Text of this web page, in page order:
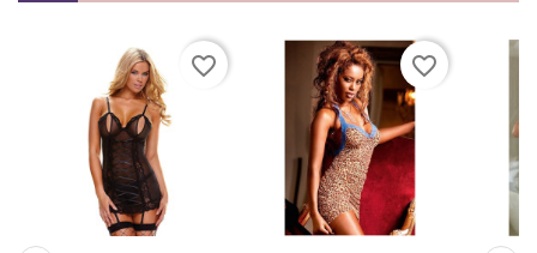
favorite_border favorite_border